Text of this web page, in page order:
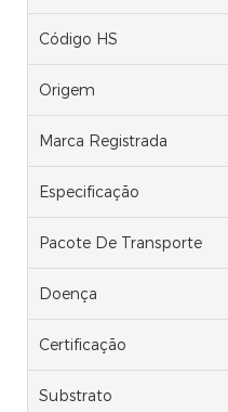
Código HS
Origem
Marca Registrada
Especificação
Pacote De Transporte
Doença
Certificação
Substrato